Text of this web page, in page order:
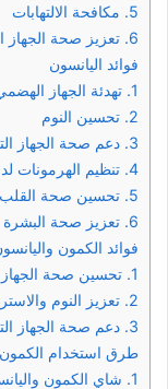
5. مكافحة الالتهابات
6. تعزيز صحة الجهاز التنفسي
فوائد اليانسون
1. تهدئة الجهاز الهضمي
2. تحسين النوم
3. دعم صحة الجهاز التنفسي
4. تنظيم الهرمونات لدى النساء
5. تحسين صحة القلب
6. تعزيز صحة البشرة
فوائد الكمون
1. تحسين صحة الجهاز الهضمي
2. تعزيز النوم والاسترخاء
3. دعم صحة الجهاز التنفسي
طرق استخدام الكمون
1. شاي الكمون واليانسون